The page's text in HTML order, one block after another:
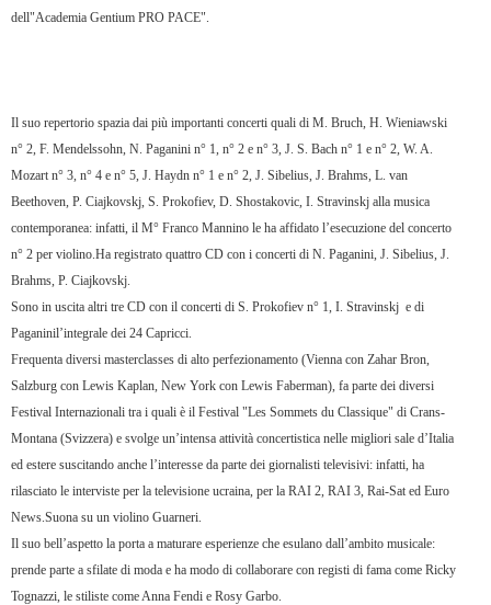
dell"Academia Gentium PRO PACE".
Il suo repertorio spazia dai più importanti concerti quali di M. Bruch, H. Wieniawski
n° 2, F. Mendelssohn, N. Paganini n° 1, n° 2 e n° 3, J. S. Bach n° 1 e n° 2, W. A.
Mozart n° 3, n° 4 e n° 5, J. Haydn n° 1 e n° 2, J. Sibelius, J. Brahms, L. van
Beethoven, P. Ciajkovskj, S. Prokofiev, D. Shostakovic, I. Stravinskj alla musica
contemporanea: infatti, il M° Franco Mannino le ha affidato l’esecuzione del concerto
n° 2 per violino.Ha registrato quattro CD con i concerti di N. Paganini, J. Sibelius, J.
Brahms, P. Ciajkovskj.
Sono in uscita altri tre CD con il concerti di S. Prokofiev n° 1, I. Stravinskj e di
Paganinil’integrale dei 24 Capricci.
Frequenta diversi masterclasses di alto perfezionamento (Vienna con Zahar Bron,
Salzburg con Lewis Kaplan, New York con Lewis Faberman), fa parte dei diversi
Festival Internazionali tra i quali è il Festival "Les Sommets du Classique" di Crans-
Montana (Svizzera) e svolge un’intensa attività concertistica nelle migliori sale d’Italia
ed estere suscitando anche l’interesse da parte dei giornalisti televisivi: infatti, ha
rilasciato le interviste per la televisione ucraina, per la RAI 2, RAI 3, Rai-Sat ed Euro
News.Suona su un violino Guarneri.
Il suo bell’aspetto la porta a maturare esperienze che esulano dall’ambito musicale:
prende parte a sfilate di moda e ha modo di collaborare con registi di fama come Ricky
Tognazzi, le stiliste come Anna Fendi e Rosy Garbo.